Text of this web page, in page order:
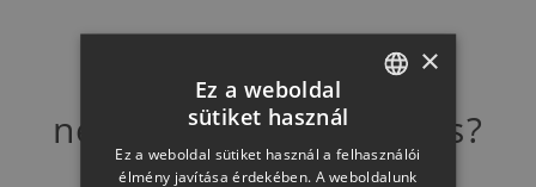
nem találja amit keres?
HUNGARIAN
SLOVAK
×
Ez a weboldal
sütiket használ
Ez a weboldal sütiket használ a felhasználói
élmény javítása érdekében. A weboldalunk